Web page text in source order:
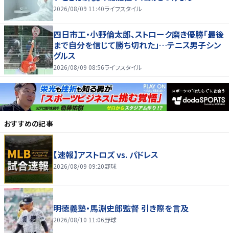
2026/08/09 11:40ライフスタイル
四日市工・小野倫太郎、ストローク磨き優勝「最後
まで自分を信じて勝ち切れた」…テニス男子シン
グルス
2026/08/09 08:56ライフスタイル
おすすめの記事
【速報】アストロズ vs. パドレス
2026/08/09 09:20野球
明徳義塾・馬淵史郎監督 引き際を言及
2026/08/10 11:06野球